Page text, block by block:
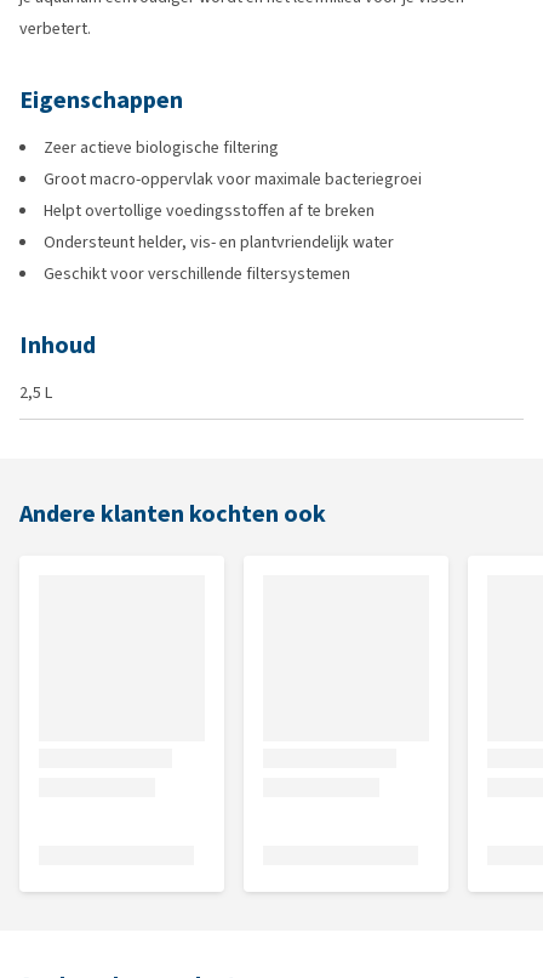
verbetert.
Eigenschappen
Zeer actieve biologische filtering
Groot macro-oppervlak voor maximale bacteriegroei
Helpt overtollige voedingsstoffen af te breken
Ondersteunt helder, vis- en plantvriendelijk water
Geschikt voor verschillende filtersystemen
Inhoud
2,5 L
Andere klanten kochten ook